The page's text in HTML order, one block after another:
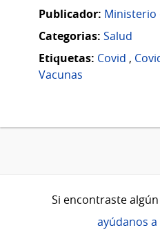
Publicador: Ministerio
Categorias: Salud
Etiquetas: Covid ,
Vacunas
Si encontraste
ayúdanos